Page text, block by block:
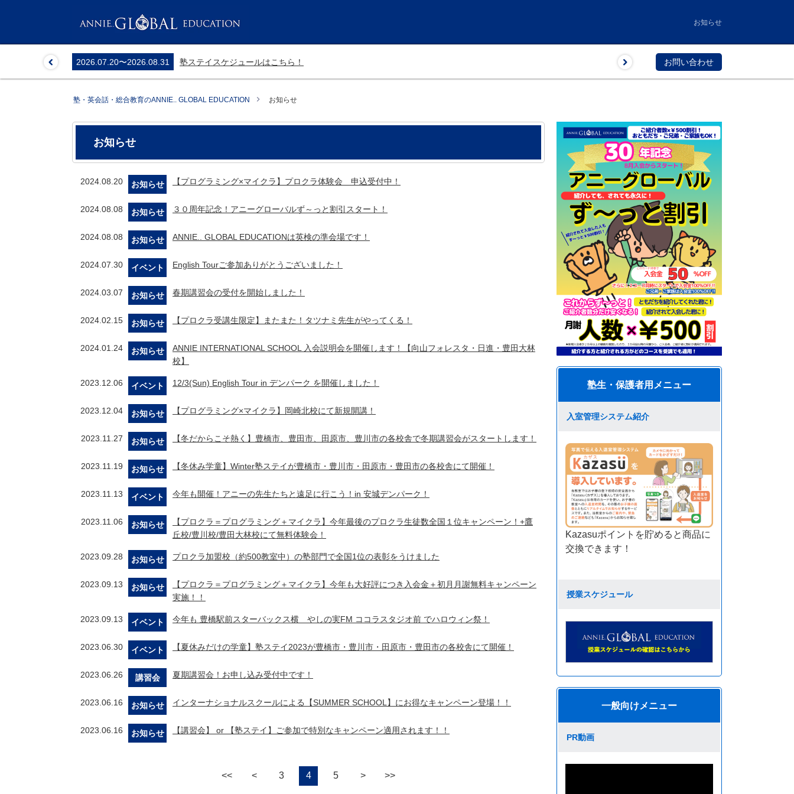
お知らせ
2026.07.20〜2026.08.31 塾ステイスケジュールはこちら！ お問い合わせ
塾・英会話・総合教育のANNIE.. GLOBAL EDUCATION お知らせ
お知らせ
2024.08.20 お知らせ 【プログラミング×マイクラ】プロクラ体験会 申込受付中！
2024.08.08 お知らせ ３０周年記念！アニーグローバルず～っと割引スタート！
2024.08.08 お知らせ ANNIE.. GLOBAL EDUCATIONは英検の準会場です！
2024.07.30 イベント English Tourご参加ありがとうございました！
2024.03.07 お知らせ 春期講習会の受付を開始しました！
2024.02.15 お知らせ 【プロクラ受講生限定】またまた！タツナミ先生がやってくる！
2024.01.24 お知らせ
ANNIE INTERNATIONAL SCHOOL 入会説明会を開催します！【向山フォレスタ・日進・豊田大林
校】
2023.12.06 イベント 12/3(Sun) English Tour in デンパーク を開催しました！
2023.12.04 お知らせ 【プログラミング×マイクラ】岡崎北校にて新規開講！
2023.11.27 お知らせ 【冬だからこそ熱く】豊橋市、豊田市、田原市、豊川市の各校舎で冬期講習会がスタートします！
2023.11.19 お知らせ 【冬休み学童】Winter塾ステイが豊橋市・豊川市・田原市・豊田市の各校舎にて開催！
2023.11.13 イベント 今年も開催！アニーの先生たちと遠足に行こう！in 安城デンパーク！
2023.11.06 お知らせ
【プロクラ＝プログラミング＋マイクラ】今年最後のプロクラ生徒数全国１位キャンペーン！+鷹
丘校/豊川校/豊田大林校にて無料体験会！
2023.09.28 お知らせ プロクラ加盟校（約500教室中）の塾部門で全国1位の表彰をうけました
2023.09.13 お知らせ
【プロクラ＝プログラミング＋マイクラ】今年も大好評につき入会金＋初月月謝無料キャンペーン
実施！！
2023.09.13 イベント 今年も 豊橋駅前スターバックス横 やしの実FM ココラスタジオ前 でハロウィン祭！
2023.06.30 イベント 【夏休みだけの学童】塾ステイ2023が豊橋市・豊川市・田原市・豊田市の各校舎にて開催！
2023.06.26 講習会 夏期講習会！お申し込み受付中です！
2023.06.16 お知らせ インターナショナルスクールによる【SUMMER SCHOOL】にお得なキャンペーン登場！！
2023.06.16 お知らせ 【講習会】 or 【塾ステイ】ご参加で特別なキャンペーン適用されます！！
<< < 3 4 5 > >>
塾生・保護者用メニュー
入室管理システム紹介
Kazasuポイントを貯めると商品に
交換できます！
授業スケジュール
一般向けメニュー
PR動画